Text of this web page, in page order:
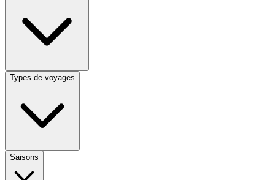
Types de voyages
Saisons